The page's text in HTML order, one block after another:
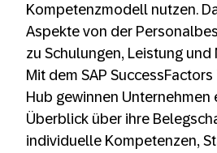
Kompetenzmodell nutzen.
Aspekte von der
zu Schulungen, Leistung
Mit dem SAP
Hub gewinnen Unternehmen
Überblick über ihre
individuelle Kompetenzen,